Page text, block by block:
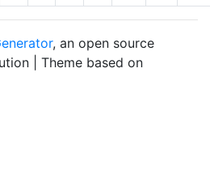
, an open source
| Theme based on